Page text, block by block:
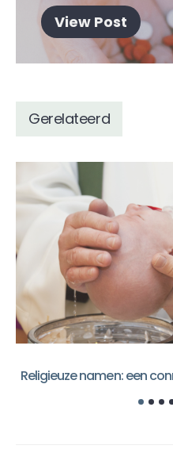
View Post
Gerelateerd
Religieuze namen: een